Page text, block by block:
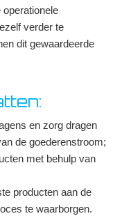
verder te
dit gewaardeerde
en zorg dragen
de goederenstroom;
met behulp van
producten aan de
te waarborgen.